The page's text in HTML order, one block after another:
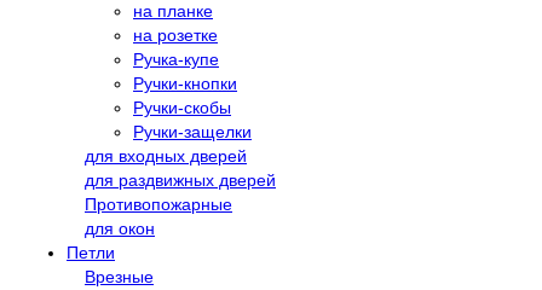
на планке
на розетке
Ручка-купе
Ручки-кнопки
Ручки-скобы
Ручки-защелки
для входных дверей
для раздвижных дверей
Противопожарные
для окон
Петли
Врезные